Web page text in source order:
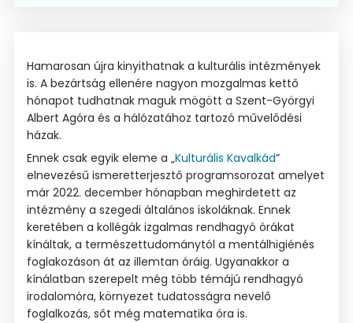
Hamarosan újra kinyithatnak a kulturális intézmények
is. A bezártság ellenére nagyon mozgalmas kettő
hónapot tudhatnak maguk mögött a Szent-Györgyi
Albert Agóra és a hálózatához tartozó művelődési
házak.
Ennek csak egyik eleme a „Kulturális Kavalkád”
elnevezésű ismeretterjesztő programsorozat amelyet
már 2022. december hónapban meghirdetett az
intézmény a szegedi általános iskoláknak. Ennek
keretében a kollégák izgalmas rendhagyó órákat
kínáltak, a természettudománytól a mentálhigiénés
foglakozáson át az illemtan óráig. Ugyanakkor a
kínálatban szerepelt még több témájú rendhagyó
irodalomóra, környezet tudatosságra nevelő
foglalkozás, sőt még matematika óra is.